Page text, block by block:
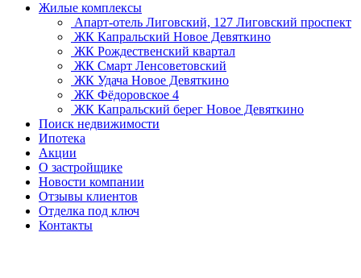
Жилые комплексы
Апарт-отель Лиговский, 127 Лиговский проспект
ЖК Капральский Новое Девяткино
ЖК Рождественский квартал
ЖК Смарт Ленсоветовский
ЖК Удача Новое Девяткино
ЖК Фёдоровское 4
ЖК Капральский берег Новое Девяткино
Поиск недвижимости
Ипотека
Акции
О застройщике
Новости компании
Отзывы клиентов
Отделка под ключ
Контакты